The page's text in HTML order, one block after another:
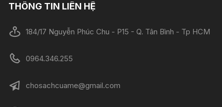
THÔNG TIN LIÊN HỆ
184/17 Nguyễn Phúc Chu - P15 - Q. Tân Bình - Tp HCM
0964.346.255
chosachcuame@gmail.com